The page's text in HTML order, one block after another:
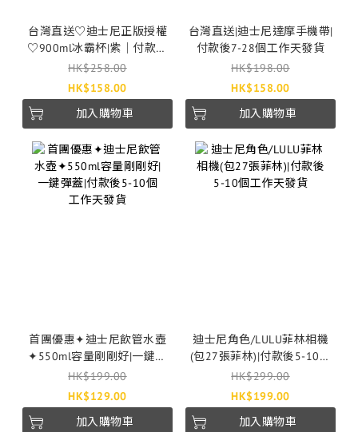
台灣直送♡迪士尼正版授權
♡900ml冰霸杯|紫｜付款後
2-4個工作天發貨
HK$258.00
HK$158.00
加入購物車
台灣直送|迪士尼達摩手機帶|
付款後7-28個工作天發貨
HK$198.00
HK$158.00
加入購物車
首團優惠✦迪士尼飲管水壺
✦550ml容量剛剛好|一鍵彈
蓋|付款後5-10個工作天發貨
HK$199.00
HK$129.00
加入購物車
迪士尼角色/LULU菲林相機
(包27張菲林)|付款後5-10個
工作天發貨
HK$299.00
HK$199.00
加入購物車